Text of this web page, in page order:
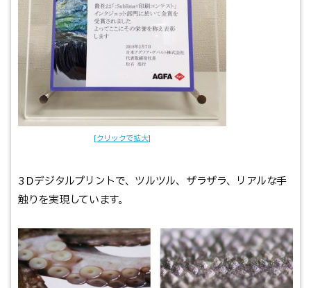
3Ｄデジタルプリントで、ツルツル、ザラザラ、リアルな手
触りを実現しています。